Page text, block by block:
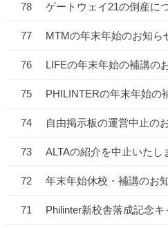
78 ゲートウェイ21の倒産に
77 MTMの年末年始のお知ら
76 LIFEの年末年始の補講の
75 PHILINTERの年末年始の
74 自由掲示板の運営中止の
73 ALTAの紹介を中止いたし
72 年末年始休校・補講のお
71 Philinter新校舎落成記念キ